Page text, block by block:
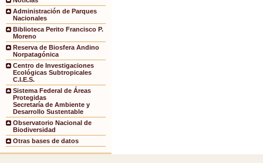
Administración de Parques
Nacionales
Biblioteca Perito Francisco P.
Moreno
Reserva de Biosfera Andino
Norpatagónica
Centro de Investigaciones
Ecológicas Subtropicales
C.I.E.S.
Sistema Federal de Áreas
Protegidas
Secretaría de Ambiente y
Desarrollo Sustentable
Observatorio Nacional de
Biodiversidad
Otras bases de datos